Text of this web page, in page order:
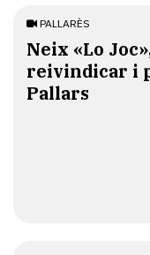
PALLARÈS
​Neix «Lo
reivindicar i
Pallars